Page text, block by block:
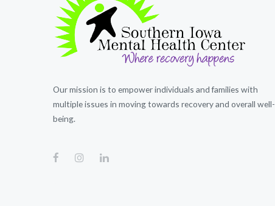
Our mission is to empower individuals and families with
multiple issues in moving towards recovery and overall well-
being.